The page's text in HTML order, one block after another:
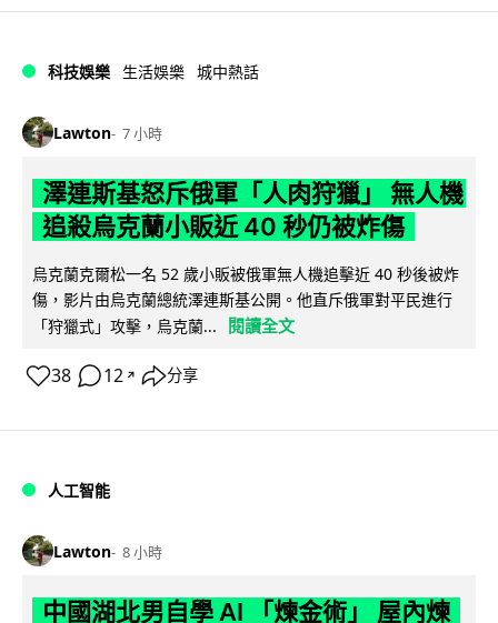
科技娛樂 生活娛樂 城中熱話
Lawton 7 小時
澤連斯基怒斥俄軍「人肉狩獵」 無人機
追殺烏克蘭小販近 40 秒仍被炸傷
烏克蘭克爾松一名 52 歲小販被俄軍無人機追擊近 40 秒後被炸
傷，影片由烏克蘭總統澤連斯基公開。他直斥俄軍對平民進行
「狩獵式」攻擊，烏克蘭...
閱讀全文
38 12 ↗ 分享
人工智能
Lawton 8 小時
中國湖北男自學 AI 「煉金術」 屋內煉